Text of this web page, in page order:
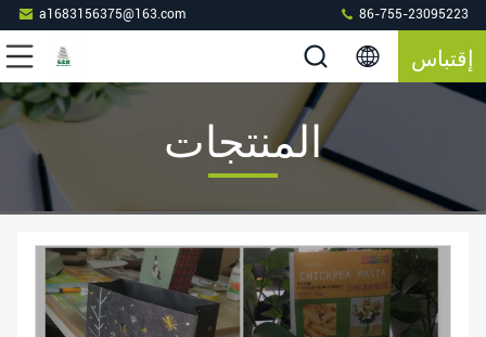
a1683156375@163.com 86-755-23095223
إقتباس
المنتجات